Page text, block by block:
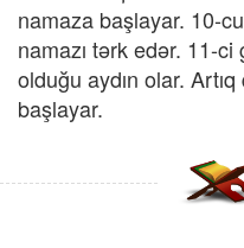
namaza başlayar. 10-
namazı tərk edər. 11-
olduğu aydın olar.
başlayar.